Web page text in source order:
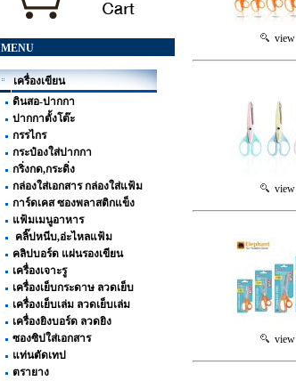
MENU
เครื่องเขียน
ดินสอ-ปากกา
ปากกาตั้งโต๊ะ
กรรไกร
กระป๋องใส่ปากกา
กริ่งกด,กระดิ่ง
กล่องใส่เอกสาร กล่องใส่แฟ้ม
การ์ดเคส ซองพลาสติกแข็ง
แฟ้มเมนูอาหาร
คลิ๊ปหนีบ,อ่ะไหลแฟ้ม
คลิปบอร์ด แผ่นรองเขียน
เครื่องเจาะรู
เครื่องเย็บกระดาษ ลวดเย็บ
เครื่องเย็บเล่ม ลวดเย็บเล่ม
เครื่องยิงบอร์ด ลวดยิง
ซองซิปใส่เอกสาร
แท่นตัดเทป
ตรายาง
view
view
view